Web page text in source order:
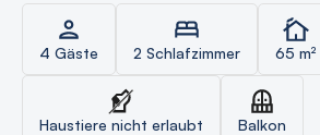
4 Gäste 2 Schlafzimmer 65 m²
Haustiere nicht erlaubt Balkon